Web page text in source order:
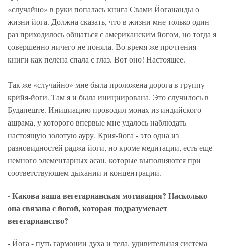
«случайно» в руки попалась книга Свами Йогананды о
жизни йога. Должна сказать, что в жизни мне только один
раз приходилось общаться с американским йогом, но тогда я
совершенно ничего не поняла. Во время же прочтения
книги как пелена спала с глаз. Вот оно! Настоящее.
Так же «случайно» мне была проложена дорога в группу
крийя-йоги. Там я и была инициирована. Это случилось в
Будапеште. Инициацию проводил монах из индийского
ашрама, у которого впервые мне удалось наблюдать
настоящую золотую ауру. Крия-йога - это одна из
разновидностей раджа-йоги, но кроме медитации, есть еще
немного элементарных асан, которые выполняются при
соответствующем дыхании и концентрации.
- Какова ваша вегетарианская мотивация? Насколько
она связана с йогой, которая подразумевает
вегетарианство?
- Йога - путь гармонии духа и тела, удивительная система